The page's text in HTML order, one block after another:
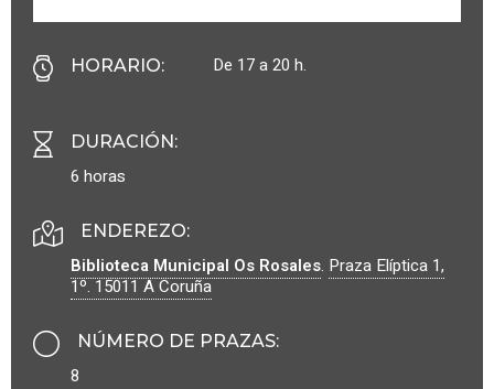
HORARIO: De 17 a 20 h.
DURACIÓN:
6 horas
ENDEREZO:
Biblioteca Municipal Os Rosales. Praza Elíptica 1,
1º.15011A Coruña
NÚMERO DE PRAZAS:
8